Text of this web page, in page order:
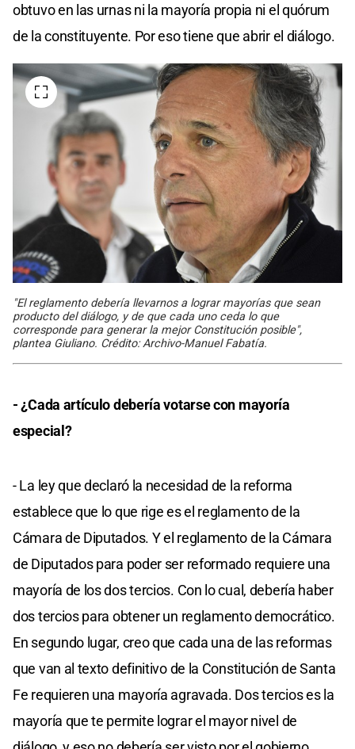
obtuvo en las urnas ni la mayoría propia ni el quórum
de la constituyente. Por eso tiene que abrir el diálogo.
"El reglamento debería llevarnos a lograr mayorías que sean
producto del diálogo, y de que cada uno ceda lo que
corresponde para generar la mejor Constitución posible",
plantea Giuliano. Crédito: Archivo-Manuel Fabatía.
- ¿Cada artículo debería votarse con mayoría
especial?
- La ley que declaró la necesidad de la reforma
establece que lo que rige es el reglamento de la
Cámara de Diputados. Y el reglamento de la Cámara
de Diputados para poder ser reformado requiere una
mayoría de los dos tercios. Con lo cual, debería haber
dos tercios para obtener un reglamento democrático.
En segundo lugar, creo que cada una de las reformas
que van al texto definitivo de la Constitución de Santa
Fe requieren una mayoría agravada. Dos tercios es la
mayoría que te permite lograr el mayor nivel de